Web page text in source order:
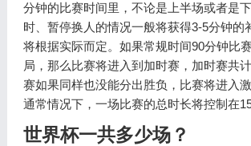
分钟的比赛时间里，不论是上半场或者是
时、暂停换人的情况一般将获得3-5分钟的
将根据实际而定。如果常规时间90分钟比
局，那么比赛将进入到加时赛，加时赛共
赛如果同样也没能分出胜负，比赛将进入激
通常情况下，一场比赛的总时长将控制在
世界杯一共多少场？